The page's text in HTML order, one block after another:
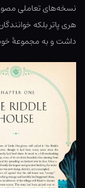
نسخه‌های تعاملی مصور
هری پاتر بلکه
داشت و به مجموعهٔ